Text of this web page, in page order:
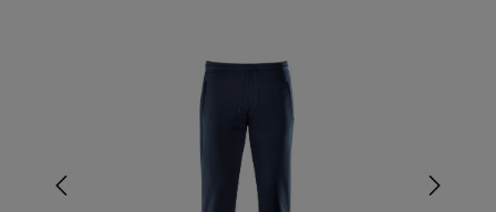
Bildergalerie überspringen